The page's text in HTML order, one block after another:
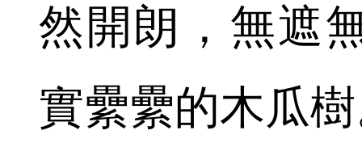
然開朗，無遮
實纍纍的木瓜